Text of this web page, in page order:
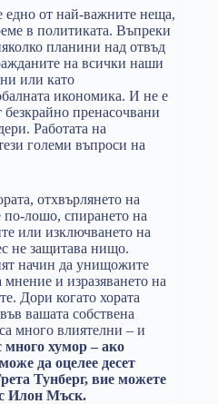
от най-важните неща,
в политиката. Въпреки
планини над отвъд
на всички наши
или като
икономика. И не е
безкрайно пренасочвани
Работата на
големи въпроси на
отхвърлянето на
лошо, спирането на
или изключването на
не защитава нищо.
начин да унищожите
и изразяването на
Дори когато хората
вашата собствена
много влиятелни – и
много хумор – ако
да оцелее десет
Тунберг, вие можете
с Илон Мъск.